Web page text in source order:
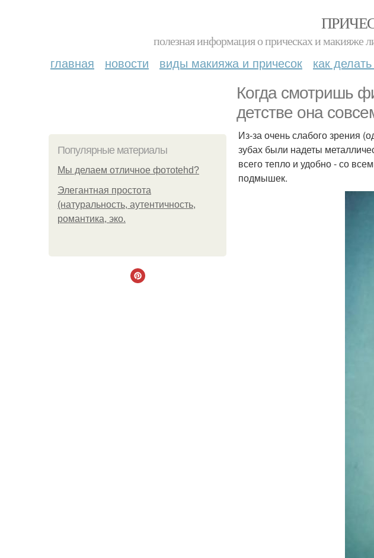
полезная информация о прическах и макияже
главная новости виды макияжа и причесок как
Когда смотришь
детстве она
Популярные материалы
Мы делаем отличное фотоtehd?
Элегантная простота
(натуральность, аутентичность,
романтика, эко.
Из-за очень слабого зрения
зубах были надеты
всего тепло и удобно - со
подмышек.